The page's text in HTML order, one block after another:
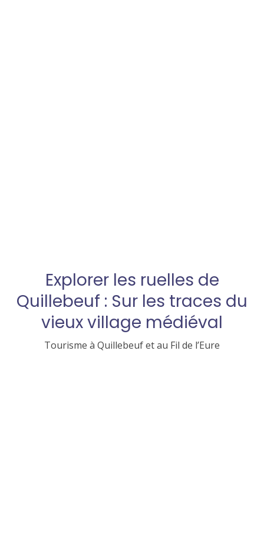
Explorer les ruelles de
Quillebeuf : Sur les traces du
vieux village médiéval
Tourisme à Quillebeuf et au Fil de l’Eure